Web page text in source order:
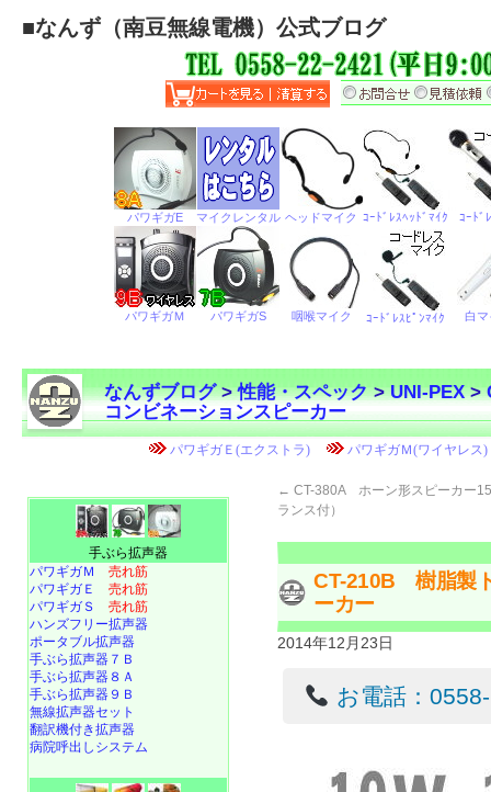
■なんず（南豆無線電機）公式ブログ
なんずブログ>性能・スペック>UNI-PEX>
コンビネーションスピーカー
← CT-380A ホーン形スピーカー
ランス付）
CT-210B 樹脂製
ーカー
2014年12月23日
お電話：
手ぶら拡声器
パワギガＭ 売れ筋
パワギガＥ 売れ筋
パワギガＳ 売れ筋
ハンズフリー拡声器
ポータブル拡声器
手ぶら拡声器７Ｂ
手ぶら拡声器８Ａ
手ぶら拡声器９Ｂ
無線拡声器セット
翻訳機付き拡声器
病院呼出しシステム